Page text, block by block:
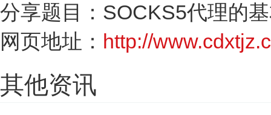
分享题目：SOCKS5代理的
网页地址： http://
其他资讯